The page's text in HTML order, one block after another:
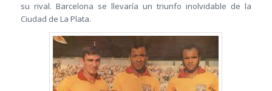
su rival. Barcelona se llevaría un triunfo inolvidable de la
Ciudad de La Plata.